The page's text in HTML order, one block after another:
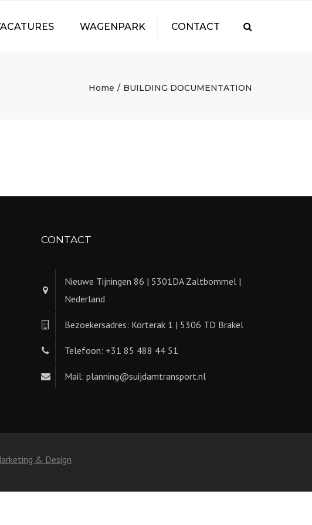
WAGENPARK CONTACT
Home BUILDING DOCUMENTATION
CONTACT
Nieuwe Tijningen 86 | 5301DA Zaltbommel |
Nederland
Bezoekersadres: Korterak 1 | 5306 TD Brakel
Telefoon: +31 85 488 44 51
Mail: planning@suijdamtransport.nl
& Design